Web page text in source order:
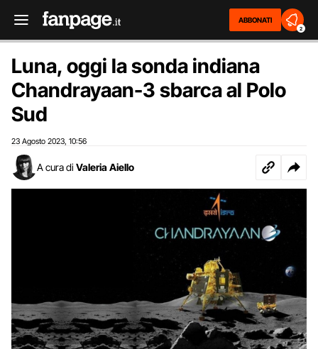
ABBONATI
2
Luna, oggi la sonda indiana
Chandrayaan-3 sbarca al Polo
Sud
23 Agosto 2023 10:56
A cura di Valeria Aiello